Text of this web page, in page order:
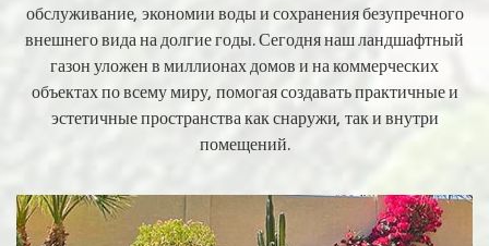
обслуживание, экономии воды и сохранения безупречного
внешнего вида на долгие годы. Сегодня наш ландшафтный
газон уложен в миллионах домов и на коммерческих
объектах по всему миру, помогая создавать практичные и
эстетичные пространства как снаружи, так и внутри
помещений.